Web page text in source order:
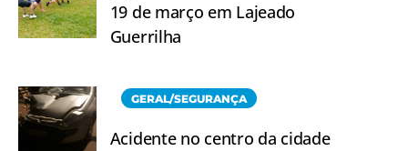
19 de março em Lajeado
Guerrilha
GERAL/SEGURANÇA
Acidente no centro da cidade